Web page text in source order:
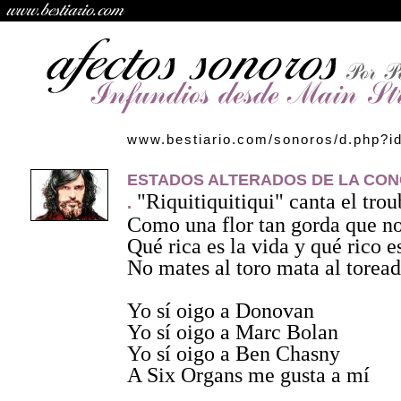
www.bestiario.com/sonoros/
ESTADOS ALTERADOS DE LA
. "Riquitiquitiqui" canta el
Como una flor tan gorda que
Qué rica es la vida y qué rico
No mates al toro mata al
Yo sí oigo a Donovan
Yo sí oigo a Marc Bolan
Yo sí oigo a Ben Chasny
A Six Organs me gusta a mí